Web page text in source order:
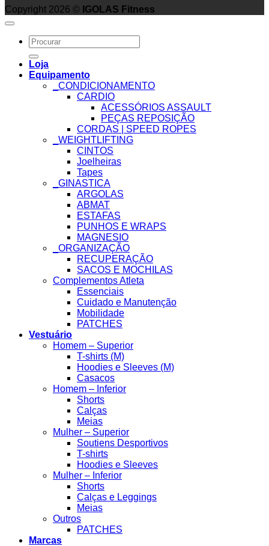
Copyright 2026 © IGOLAS Fitness
Search
for:
Loja
Equipamento
_CONDICIONAMENTO
CARDIO
ACESSÓRIOS ASSAULT
PEÇAS REPOSIÇÃO
CORDAS | SPEED ROPES
_WEIGHTLIFTING
CINTOS
Joelheiras
Tapes
_GINASTICA
ARGOLAS
ABMAT
ESTAFAS
PUNHOS E WRAPS
MAGNESIO
_ORGANIZAÇÃO
RECUPERAÇÃO
SACOS E MOCHILAS
Complementos Atleta
Essenciais
Cuidado e Manutenção
Mobilidade
PATCHES
Vestuário
Homem – Superior
T-shirts (M)
Hoodies e Sleeves (M)
Casacos
Homem – Inferior
Shorts
Calças
Meias
Mulher – Superior
Soutiens Desportivos
T-shirts
Hoodies e Sleeves
Mulher – Inferior
Shorts
Calças e Leggings
Meias
Outros
PATCHES
Marcas